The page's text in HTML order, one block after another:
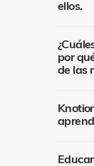
ellos.
por
de las